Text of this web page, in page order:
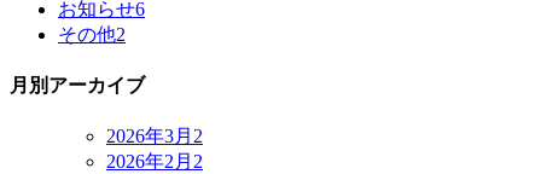
お知らせ6
その他2
月別アーカイブ
2026年3月 2
2026年2月 2